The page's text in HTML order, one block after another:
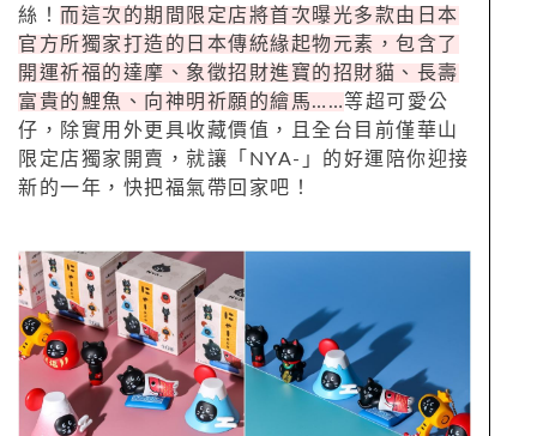
絲！ 而這次的期間限定店將首次曝光多款由日本
官方所獨家打造的日本傳統緣起物元素，包含了
開運祈福的達摩、象徵招財進寶的招財貓、長壽
富貴的鯉魚、向神明祈願的繪馬……等超可愛公
仔，除實用外更具收藏價值，且全台目前僅華山
限定店獨家開賣，就讓「NYA-」的好運陪你迎接
新的一年，快把福氣帶回家吧！